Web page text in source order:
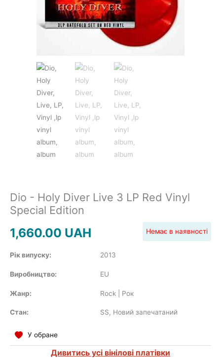
Dio - Holy Diver Live 3 LP Red Vinyl
Special Edition
1,660.00 UAH Немає в наявності
Рік випуску: 2013
Виробництво: EU
Жанр: Rock | Рок
Стан: SS, Новий запечатаний
У обране
Дивитись усі вінілові платівки
POP
REGGAE
SOUNDTRACK